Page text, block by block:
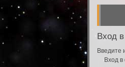
Вход
Введите
Вход в